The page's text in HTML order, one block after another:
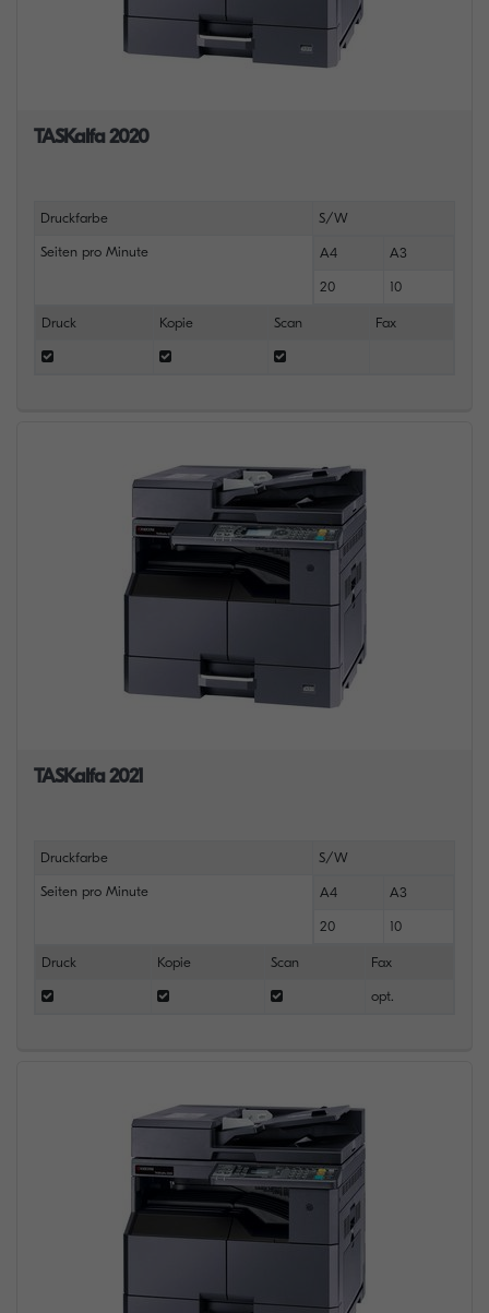
TASKalfa 2020
Druckfarbe S/W
Seiten pro Minute A4 A3
20 10
Druck Kopie Scan Fax
TASKalfa 2021
Druckfarbe S/W
Seiten pro Minute A4 A3
20 10
Druck Kopie Scan Fax
opt.